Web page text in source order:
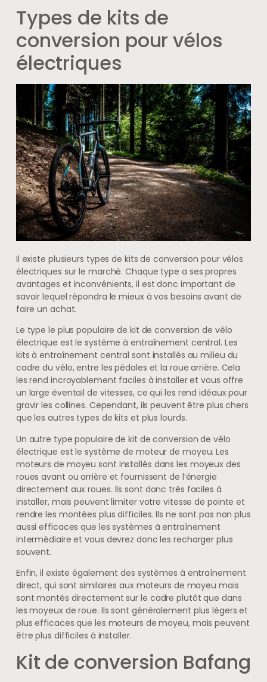
Types de kits de
conversion pour vélos
électriques
Il existe plusieurs types de kits de conversion pour vélos
électriques sur le marché. Chaque type a ses propres
avantages et inconvénients, il est donc important de
savoir lequel répondra le mieux à vos besoins avant de
faire un achat.
Le type le plus populaire de kit de conversion de vélo
électrique est le système à entraînement central. Les
kits à entraînement central sont installés au milieu du
cadre du vélo, entre les pédales et la roue arrière. Cela
les rend incroyablement faciles à installer et vous offre
un large éventail de vitesses, ce qui les rend idéaux pour
gravir les collines. Cependant, ils peuvent être plus chers
que les autres types de kits et plus lourds.
Un autre type populaire de kit de conversion de vélo
électrique est le système de moteur de moyeu. Les
moteurs de moyeu sont installés dans les moyeux des
roues avant ou arrière et fournissent de l’énergie
directement aux roues. Ils sont donc très faciles à
installer, mais peuvent limiter votre vitesse de pointe et
rendre les montées plus difficiles. Ils ne sont pas non plus
aussi efficaces que les systèmes à entraînement
intermédiaire et vous devrez donc les recharger plus
souvent.
Enfin, il existe également des systèmes à entraînement
direct, qui sont similaires aux moteurs de moyeu mais
sont montés directement sur le cadre plutôt que dans
les moyeux de roue. Ils sont généralement plus légers et
plus efficaces que les moteurs de moyeu, mais peuvent
être plus difficiles à installer.
Kit de conversion Bafang